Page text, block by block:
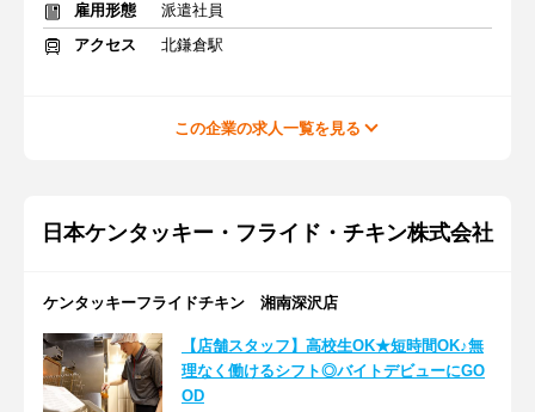
雇用形態
派遣社員
アクセス
北鎌倉駅
この企業の求人一覧を見る
日本ケンタッキー・フライド・チキン株式会社
ケンタッキーフライドチキン 湘南深沢店
【店舗スタッフ】高校生OK★短時間OK♪無
理なく働けるシフト◎バイトデビューにGO
OD